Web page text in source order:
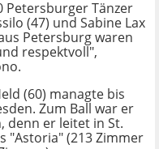
Petersburger Tänzer
(47) und Sabine Lax
Petersburg waren
respektvoll",
(60) managte bis
Zum Ball war er
denn er leitet in St.
"Astoria" (213 Zimmer